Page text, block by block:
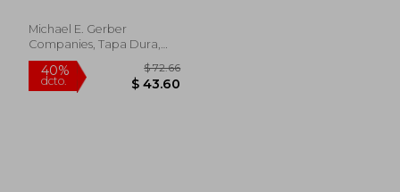
Cook
Michael E. Gerber
Companies, Tapa Dura,
Nuevo